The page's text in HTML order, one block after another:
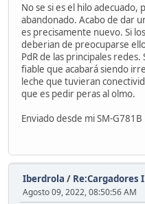
No se si es el hilo
abandonado. Acabo de dar
es precisamente nuevo. Si
deberian de preocuparse
PdR de las principales
fiable que acabará siendo
leche que tuvieran
que es pedir peras al olmo.
Enviado desde mi SM-
Iberdrola / Re:Cargadores
Agosto 09, 2022, 08:50:56 AM